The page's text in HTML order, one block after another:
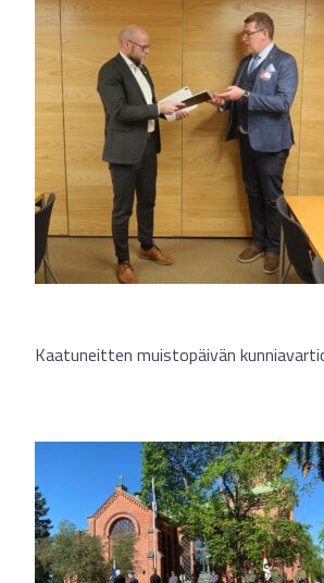
Kaatuneitten muistopäivän